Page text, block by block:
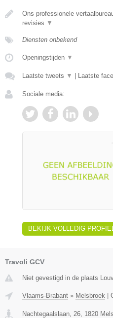
Ons professionele
revisies ▼
Diensten onbekend
Openingstijden ▼
Laatste tweets ▼ Laatste
Sociale media:
BEKIJK VOLLEDIG PROFIEL
Travoli GCV
Niet gevestigd in de plaats
Vlaams-Brabant » Melsbroek |
Nachtegaalslaan, 26 1820